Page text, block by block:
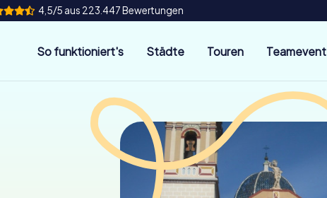
4,5/5 aus 223.447 Bewertungen
So funktioniert's Städte Touren Teamevent